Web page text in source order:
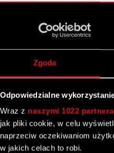
Zgoda
Odpowiedzialne
Wraz z naszymi 1022
jak pliki cookie, w celu
naprzeciw oczekiwaniom
w jakich celach to robi.